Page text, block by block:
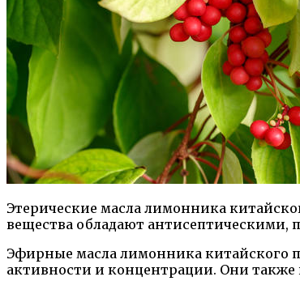
Этерические масла лимонника
вещества обладают
Эфирные масла лимонника китайского
активности и концентрации. Они также